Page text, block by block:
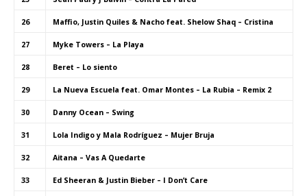
26 Maffio, Justin Quiles & Nacho feat. Shelow Shaq – Cristina
27 Myke Towers – La Playa
28 Beret – Lo siento
29 La Nueva Escuela feat. Omar Montes – La Rubia – Remix 2
30 Danny Ocean – Swing
31 Lola Indigo y Mala Rodríguez – Mujer Bruja
32 Aitana – Vas A Quedarte
33 Ed Sheeran & Justin Bieber – I Don’t Care